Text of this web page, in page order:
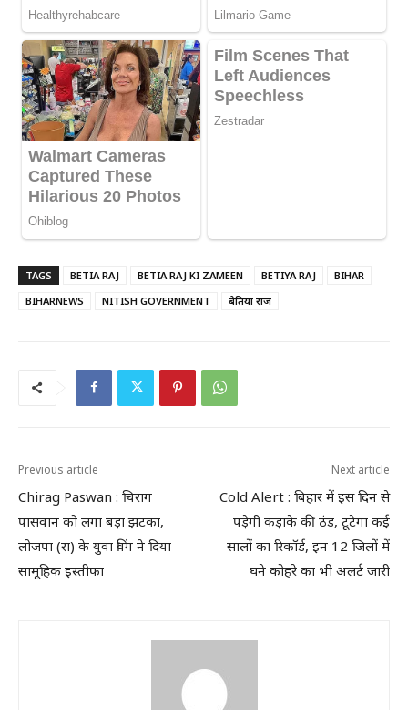
TAGS BETIA RAJ BETIA RAJ KI ZAMEEN BETIYA RAJ
BIHAR
BIHARNEWS
NITISH GOVERNMENT बेतिया राज
Previous article
Chirag Paswan : चिराग
पासवान को लगा बड़ा झटका,
लोजपा (रा) के युवा विंग ने दिया
सामूहिक इस्तीफा
Next article
Cold Alert : बिहार में इस दिन से
पड़ेगी कड़ाके की ठंड, टूटेगा कई
सालों का रिकॉर्ड, इन 12 जिलों में
घने कोहरे का भी अलर्ट जारी